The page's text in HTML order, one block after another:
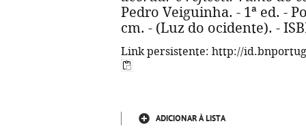
Pedro Veiguinha. - 1ª ed. -
cm. - (Luz do ocidente). -
Link persistente: http://
ADICIONAR À LISTA